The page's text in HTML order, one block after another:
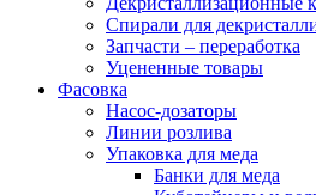
Спирали для
Запчасти – переработка
Уцененные товары
Фасовка
Насос-дозаторы
Линии розлива
Упаковка для меда
Банки для меда